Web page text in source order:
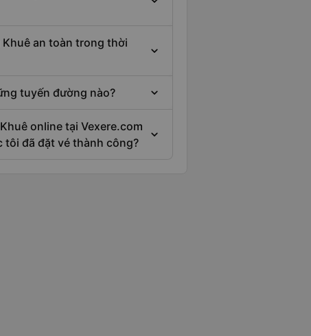
Khuê an toàn trong thời
tuyến đường nào?
online tại Vexere.com
tôi đã đặt vé thành công?